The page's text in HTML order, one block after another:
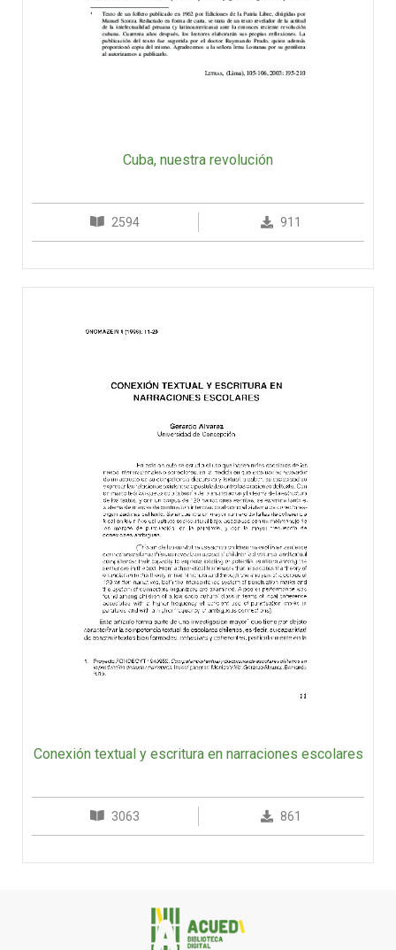
Cuba, nuestra revolución
2594 911
Conexión textual y escritura en narraciones escolares
3063 861